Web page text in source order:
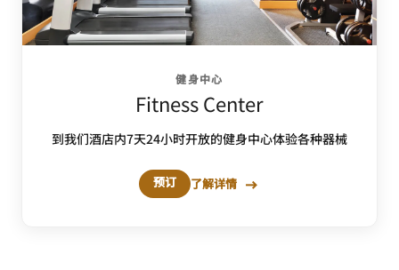
健身中心
Fitness Center
到我们酒店内7天24小时开放的健身中心体验各种器械
预订 了解详情